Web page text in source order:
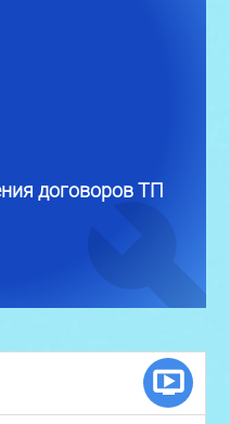
договоров ТП